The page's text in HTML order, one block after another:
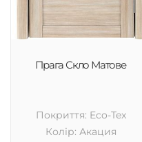
Прага Скло Матове
Покриття: Eco-Tex
Колір: Акация